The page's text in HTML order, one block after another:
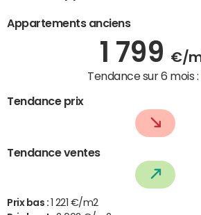
Appartements anciens
1 799 €/
Tendance sur 6 mois :
Tendance prix
Tendance ventes
Prix bas : 1 221 €/m2